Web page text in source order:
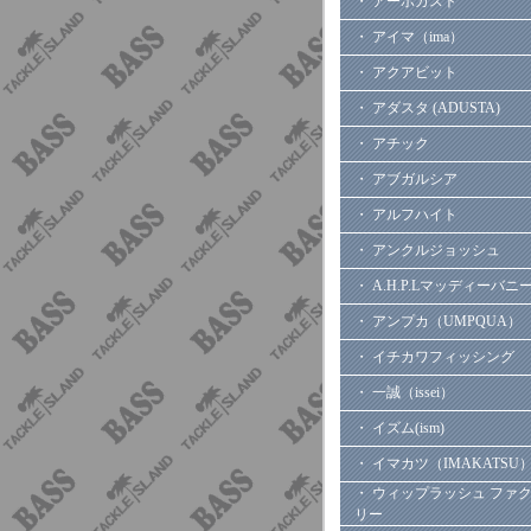
・ アイマ（ima）
・ アクアビット
・ アダスタ (ADUSTA)
・ アチック
・ アブガルシア
・ アルフハイト
・ アンクルジョッシュ
・ A.H.P.Lマッディーバニー
・ アンプカ（UMPQUA）
・ イチカワフィッシング
・ 一誠（issei）
・ イズム(ism)
・ イマカツ（IMAKATSU）
・ ウィップラッシュ ファ
リー